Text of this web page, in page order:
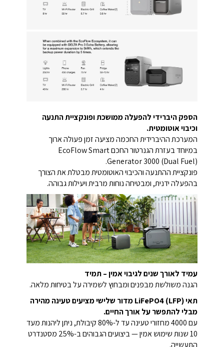
הספק היברידי להפעלה ממושכת ופונקציית התנעה
וכיבוי אוטומטית.
המערכת ההיברידית החכמה מציעה זמן פעולה ארוך
במיוחד בעזרת הגנרטור החכם EcoFlow Smart
Generator 3000 (Dual Fuel).
פונקציית ההתנעה והכיבוי האוטומטית מבטלת את הצורך
בהפעלה ידנית, ומבטיחה נוחות מרבית ויעילות גבוהה.
עמיד לאורך שנים לגיבוי אמין – תמיד
הגנה משולשת מבפנים ומבחוץ לשמירה על בטיחות מלאה.
תאי LiFePO4 (LFP) מדור שלישי מציעים טעינה מהירה
מבלי להתפשר על אורך החיים.
עם 4000 מחזורי טעינה עד ל-80% קיבולת, ניתן ליהנות מעד
10 שנות שימוש אמין — ביצועים הגבוהים ב-25% מסטנדרט
התעשייה.